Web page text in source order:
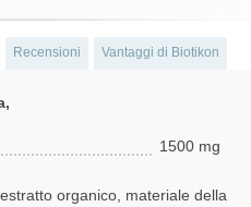
Recensioni Vantaggi di Biotikon
1500 mg
organico, materiale della